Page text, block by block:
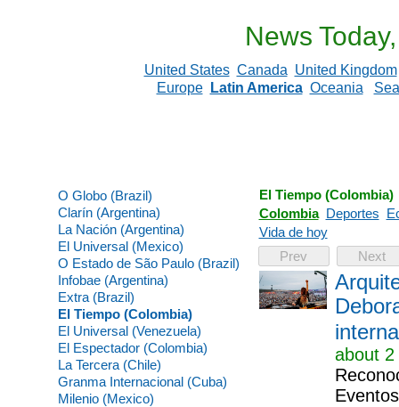
News
United States Canada United Kingdom
Europe
Latin America Oceania
O Globo (Brazil)
Clarín (Argentina)
La Nación (Argentina)
El Universal (Mexico)
O Estado de São Paulo (Brazil)
Infobae (Argentina)
Extra (Brazil)
El Tiempo (Colombia)
El Universal (Venezuela)
El Espectador (Colombia)
La Tercera (Chile)
Granma Internacional (Cuba)
Milenio (Mexico)
El Tiempo (Colombia)
Colombia Deportes
Vida de hoy
Prev
Next
about